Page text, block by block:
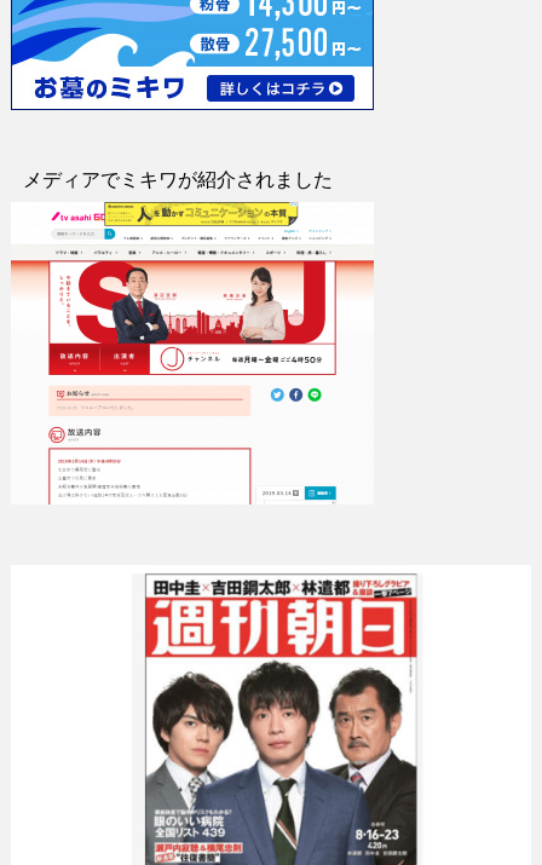
メディアでミキワが紹介されました